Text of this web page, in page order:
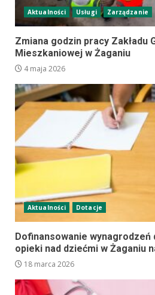
Aktualności Usługi Zarządzanie
Zmiana godzin pracy Zakładu
Mieszkaniowej w Żaganiu
4 maja 2026
Aktualności Dotacje
Dofinansowanie wynagrodzeń
opieki nad dziećmi w Żaganiu
18 marca 2026